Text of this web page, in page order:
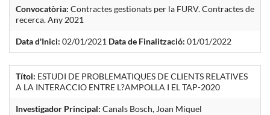
Convocatòria: Contractes gestionats per la FURV. Contractes de
recerca. Any 2021
Data d'Inici: 02/01/2021 Data de Finalització: 01/01/2022
Títol: ESTUDI DE PROBLEMATIQUES DE CLIENTS RELATIVES
A LA INTERACCIO ENTRE L?AMPOLLA I EL TAP-2020
Investigador Principal: Canals Bosch, Joan Miquel